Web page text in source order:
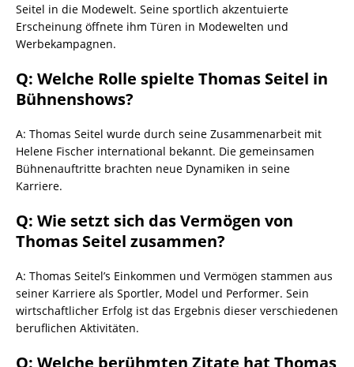
Seitel in die Modewelt. Seine sportlich akzentuierte
Erscheinung öffnete ihm Türen in Modewelten und
Werbekampagnen.
Q: Welche Rolle spielte Thomas Seitel in
Bühnenshows?
A: Thomas Seitel wurde durch seine Zusammenarbeit mit
Helene Fischer international bekannt. Die gemeinsamen
Bühnenauftritte brachten neue Dynamiken in seine
Karriere.
Q: Wie setzt sich das Vermögen von
Thomas Seitel zusammen?
A: Thomas Seitel’s Einkommen und Vermögen stammen aus
seiner Karriere als Sportler, Model und Performer. Sein
wirtschaftlicher Erfolg ist das Ergebnis dieser verschiedenen
beruflichen Aktivitäten.
Q: Welche berühmten Zitate hat Thomas